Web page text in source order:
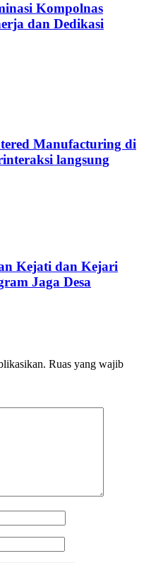
Kompolnas
dan Dedikasi
Manufacturing di
langsung
Kejati dan Kejari
Jaga Desa
Ruas yang wajib